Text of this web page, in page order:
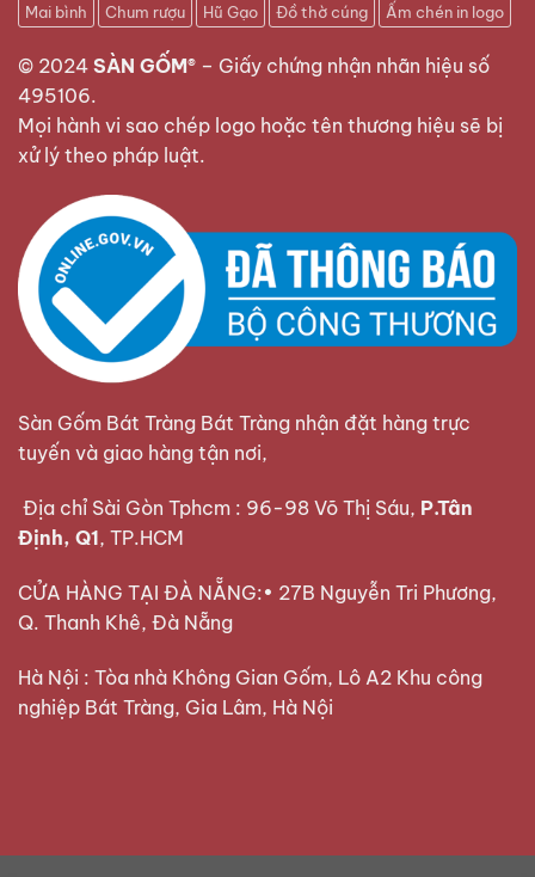
Mai bình
Chum rượu Hũ Gạo Đồ thờ cúng Ấm chén in logo
© 2024 SÀN GỐM® – Giấy chứng nhận nhãn hiệu số
495106.
Mọi hành vi sao chép logo hoặc tên thương hiệu sẽ bị
xử lý theo pháp luật.
Sàn Gốm Bát Tràng Bát Tràng nhận đặt hàng trực
tuyến và giao hàng tận nơi,
Địa chỉ Sài Gòn Tphcm : 96-98 Võ Thị Sáu, P.Tân
Định, Q1, TP.HCM
CỬA HÀNG TẠI ĐÀ NẴNG:• 27B Nguyễn Tri Phương,
Q. Thanh Khê, Đà Nẵng
Hà Nội : Tòa nhà Không Gian Gốm, Lô A2 Khu công
nghiệp Bát Tràng, Gia Lâm, Hà Nội